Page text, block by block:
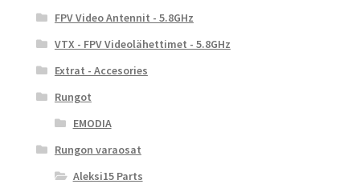
FPV Video Antennit - 5.8GHz
VTX - FPV Videolähettimet - 5.8GHz
Extrat - Accesories
Rungot
EMODIA
Rungon varaosat
Aleksi15 Parts